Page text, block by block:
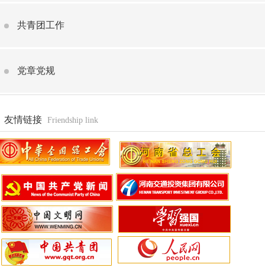
共青团工作
党章党规
友情链接 Friendship link